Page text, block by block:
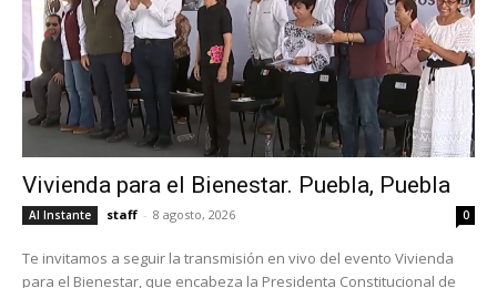
Vivienda para el Bienestar. Puebla, Puebla
Al Instante staff - 8 agosto, 2026 0
Te invitamos a seguir la transmisión en vivo del evento Vivienda
para el Bienestar, que encabeza la Presidenta Constitucional de